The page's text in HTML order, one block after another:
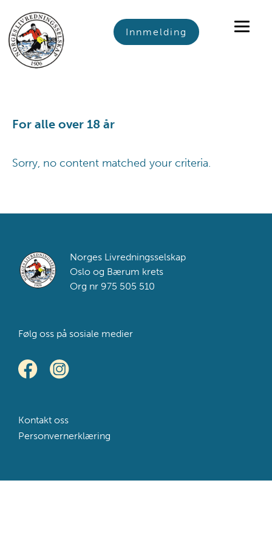
primary
navigation
main
content
footer
Innmelding
For alle over 18 år
Sorry, no content matched your criteria.
Footer
Norges Livredningsselskap
Oslo og Bærum krets
Org nr 975 505 510
Følg oss på sosiale medier
Kontakt oss
Personvernerklæring